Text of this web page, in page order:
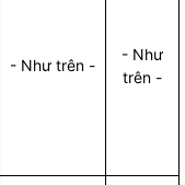
- Như trên -
- Như
trên -